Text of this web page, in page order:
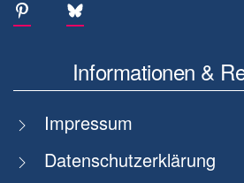
Informationen &
Impressum
Datenschutzerklärung